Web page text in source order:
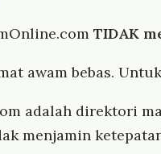
TIDAK
awam bebas.
adalah direktori
menjamin